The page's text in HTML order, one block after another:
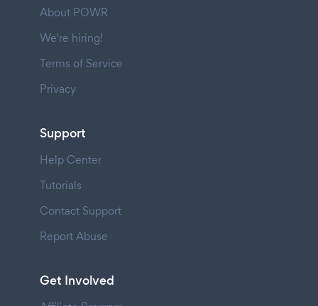
About POWR
We're hiring!
Terms of Service
Privacy
Support
Help Center
Tutorials
Contact Support
Report Abuse
Get Involved